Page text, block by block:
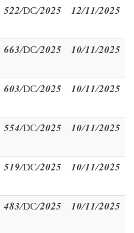
12/11/2025
522/DC/2025
10/11/2025
663/DC/2025
10/11/2025
603/DC/2025
10/11/2025
554/DC/2025
10/11/2025
519/DC/2025
10/11/2025
483/DC/2025